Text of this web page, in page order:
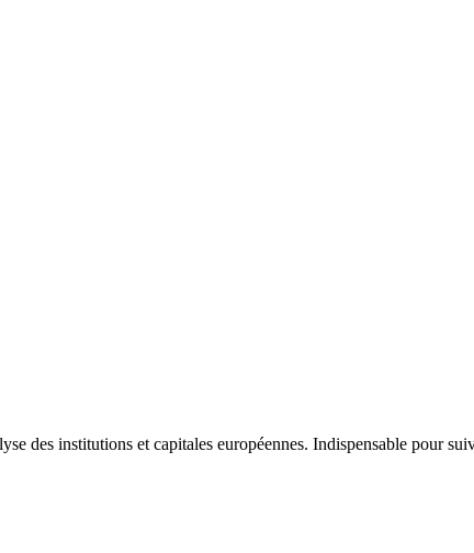
des institutions et capitales européennes. Indispensable pour